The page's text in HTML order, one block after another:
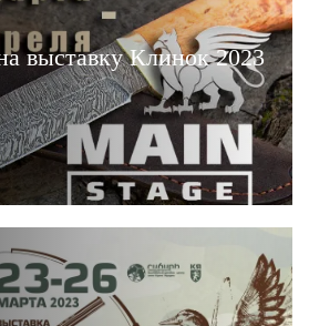
выставку Клинок 2023